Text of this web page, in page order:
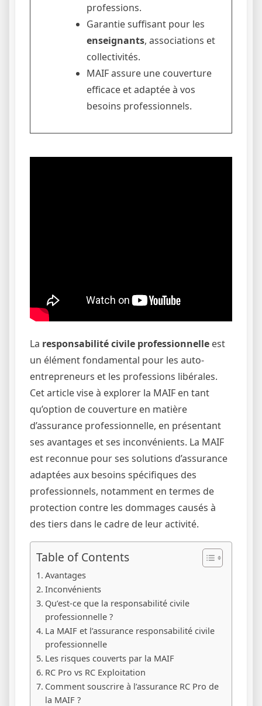
professions.
Garantie suffisant pour les
enseignants, associations et
collectivités.
MAIF assure une couverture
efficace et adaptée à vos
besoins professionnels.
La responsabilité civile professionnelle est
un élément fondamental pour les auto-
entrepreneurs et les professions libérales.
Cet article vise à explorer la MAIF en tant
qu’option de couverture en matière
d’assurance professionnelle, en présentant
ses avantages et ses inconvénients. La MAIF
est reconnue pour ses solutions d’assurance
adaptées aux besoins spécifiques des
professionnels, notamment en termes de
protection contre les dommages causés à
des tiers dans le cadre de leur activité.
Table of Contents
Avantages
Inconvénients
Qu’est-ce que la responsabilité civile
professionnelle ?
La MAIF et l’assurance responsabilité civile
professionnelle
Les risques couverts par la MAIF
RC Pro vs RC Exploitation
Comment souscrire à l’assurance RC Pro de
la MAIF ?